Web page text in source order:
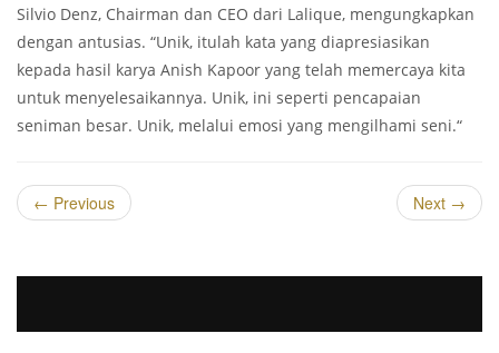
Silvio Denz, Chairman dan CEO dari Lalique, mengungkapkan
dengan antusias. “Unik, itulah kata yang diapresiasikan
kepada hasil karya Anish Kapoor yang telah memercaya kita
untuk menyelesaikannya. Unik, ini seperti pencapaian
seniman besar. Unik, melalui emosi yang mengilhami seni.“
← Previous Next →